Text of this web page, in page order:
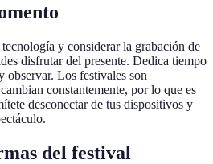
y considerar la grabación de
disfrutar del presente. Dedica tiempo
observar. Los festivales son
constantemente, por lo que es
desconectar de tus dispositivos y
del festival